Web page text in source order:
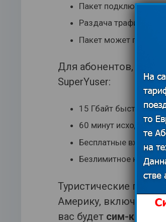
Пакет подключается
Раздача трафика на
Пакет может
Для абонентов, кому
SuperYuser:
15 Гбайт быстрого
60 минут исходящих
Бесплатные входящих
Безлимитное
Туристические
Америку, включая
вас будет сим-карта